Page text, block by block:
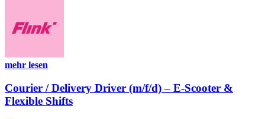
mehr lesen
Courier / Delivery Driver (m/f/d) – E-Scooter &
Flexible Shifts